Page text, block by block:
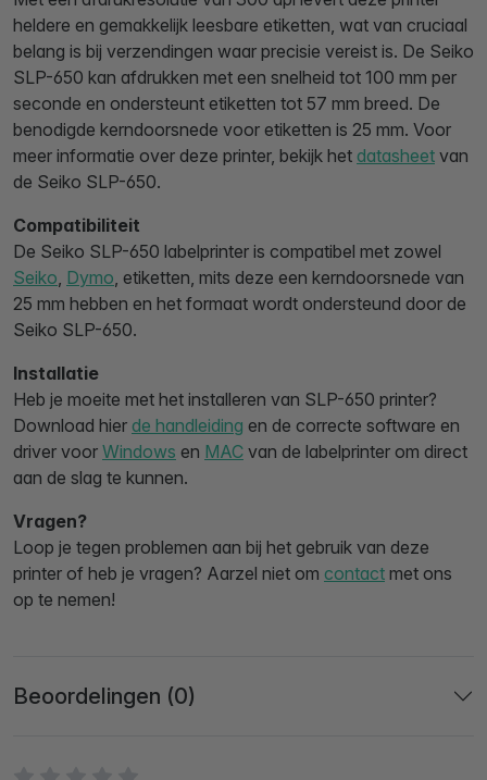
heldere en gemakkelijk leesbare etiketten, wat van cruciaal
belang is bij verzendingen waar precisie vereist is. De Seiko
SLP-650 kan afdrukken met een snelheid tot 100 mm per
seconde en ondersteunt etiketten tot 57 mm breed. De
benodigde kerndoorsnede voor etiketten is 25 mm. Voor
meer informatie over deze printer, bekijk het datasheet van
de Seiko SLP-650.
Compatibiliteit
De Seiko SLP-650 labelprinter is compatibel met zowel
Seiko Dymo , etiketten, mits deze een kerndoorsnede van
25 mm hebben en het formaat wordt ondersteund door de
Seiko SLP-650.
Installatie
Heb je moeite met het installeren van SLP-650 printer?
Download hier de handleiding en de correcte software en
driver voor Windows en MAC van de labelprinter om direct
aan de slag te kunnen.
Vragen?
Loop je tegen problemen aan bij het gebruik van deze
printer of heb je vragen? Aarzel niet om contact met ons
op te nemen!
Beoordelingen (0)